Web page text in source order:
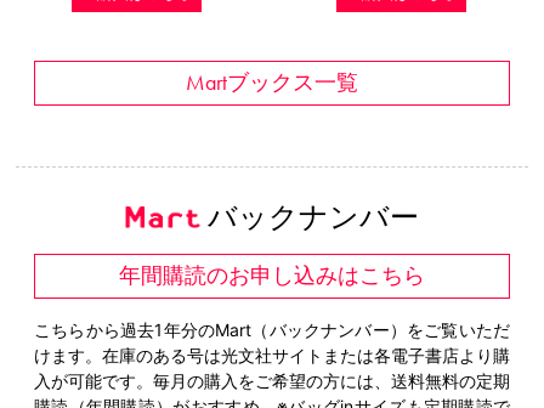
Martブックス一覧
バックナンバー
年間購読のお申し込みはこちら
こちらから過去1年分のMart（バックナンバー）をご覧いただ
けます。在庫のある号は光文社サイトまたは各電子書店より購
入が可能です。毎月の購入をご希望の方には、送料無料の定期